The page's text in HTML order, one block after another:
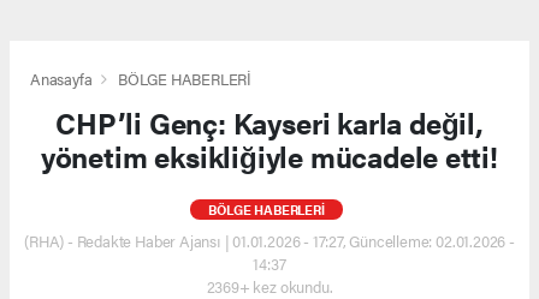
Anasayfa BÖLGE HABERLERİ
CHP’li Genç: Kayseri karla değil,
yönetim eksikliğiyle mücadele etti!
BÖLGE HABERLERİ
(RHA) - Redakte Haber Ajansı | 01.01.2026 - 17:27, Güncelleme: 02.01.2026 -
14:37
2369+ kez okundu.